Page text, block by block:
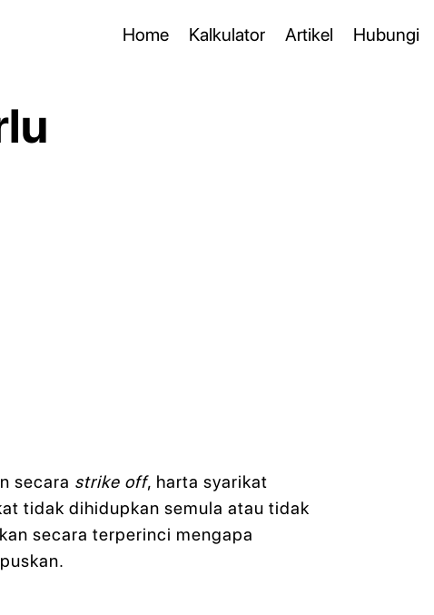
Home Kalkulator Artikel Hubungi
secara strike off, harta syarikat
tidak dihidupkan semula atau tidak
secara terperinci mengapa